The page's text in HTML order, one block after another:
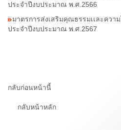
ประจำปีงบประมาณ พ.ศ.2566
มาตรการส่งเสริมคุณธรรมเเละควา
ประจำปีงบประมาณ พ.ศ.2567
กลับก่อนหน้านี้
กลับหน้าหลัก